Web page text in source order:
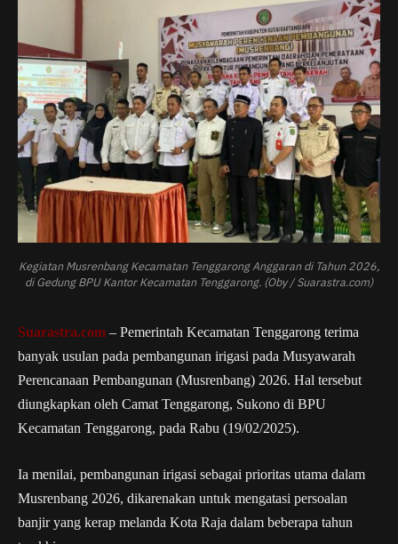
Kegiatan Musrenbang Kecamatan Tenggarong Anggaran di Tahun 2026,
di Gedung BPU Kantor Kecamatan Tenggarong. (Oby / Suarastra.com)
Suarastra.com – Pemerintah Kecamatan Tenggarong terima
banyak usulan pada pembangunan irigasi pada Musyawarah
Perencanaan Pembangunan (Musrenbang) 2026. Hal tersebut
diungkapkan oleh Camat Tenggarong, Sukono di BPU
Kecamatan Tenggarong, pada Rabu (19/02/2025).
Ia menilai, pembangunan irigasi sebagai prioritas utama dalam
Musrenbang 2026, dikarenakan untuk mengatasi persoalan
banjir yang kerap melanda Kota Raja dalam beberapa tahun